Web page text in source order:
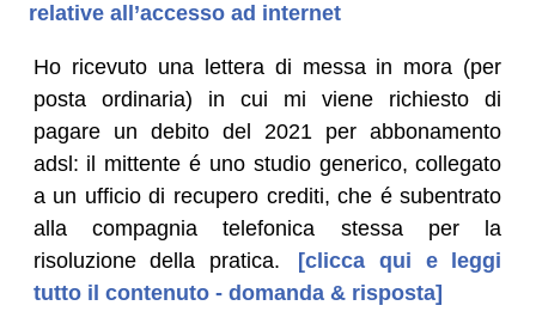
relative all’accesso ad internet
Ho ricevuto una lettera di messa in mora (per
posta ordinaria) in cui mi viene richiesto di
pagare un debito del 2021 per abbonamento
adsl: il mittente é uno studio generico, collegato
a un ufficio di recupero crediti, che é subentrato
alla compagnia telefonica stessa per la
risoluzione della pratica.
[clicca qui e leggi
tutto il contenuto - domanda & risposta]